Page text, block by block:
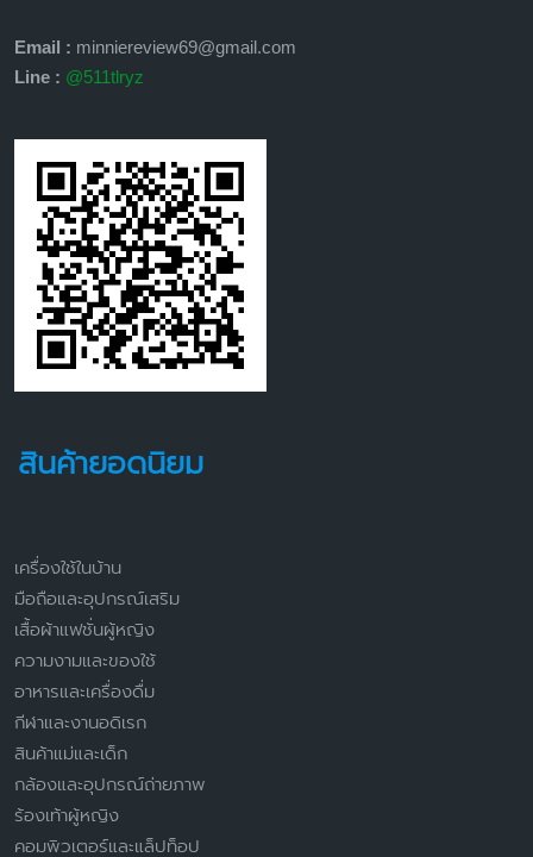
Email : minniereview69@gmail.com
Line : @511tlryz
สินค้ายอดนิยม
เครื่องใช้ในบ้าน
มือถือและอุปกรณ์เสริม
เสื้อผ้าแฟชั่นผู้หญิง
ความงามและของใช้
อาหารและเครื่องดื่ม
กีฬาและงานอดิเรก
สินค้าแม่และเด็ก
กล้องและอุปกรณ์ถ่ายภาพ
ร้องเท้าผู้หญิง
คอมพิวเตอร์และแล็ปท็อป